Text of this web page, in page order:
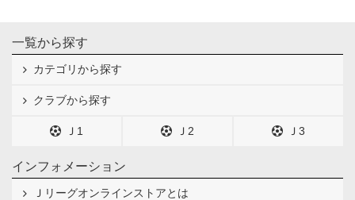
一覧から探す
カテゴリから探す
クラブから探す
Ｊ1 Ｊ2 Ｊ3
インフォメーション
Ｊリーグオンラインストアとは